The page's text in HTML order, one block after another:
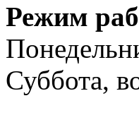
Режим
Суббота,